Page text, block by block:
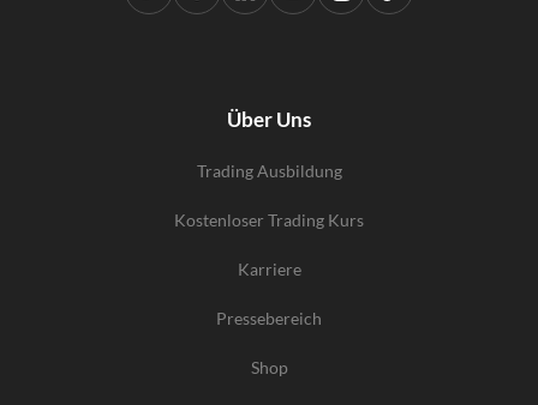
Über Uns
Trading Ausbildung
Kostenloser Trading Kurs
Karriere
Pressebereich
Shop